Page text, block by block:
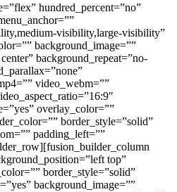
hundred_percent=”no”
visibility,large-visibility”
background_image=””
background_repeat=”no-
video_webm=””
overlay_color=””
border_style=”solid”
padding_left=””
top”
border_style=”solid”
background_image=””